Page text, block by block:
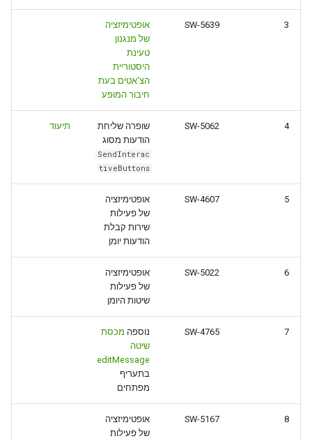
3
SW-5639
אופטימיזציה
של מנגנון
טעינת
היסטוריית
הצ'אטים בעת
חיבור המופע
4
SW-5062
שופרה שליחת
הודעות מסוג
SendInterac
tiveButtons
תיעוד
5
SW-4607
אופטימיזציה
של פעילות
שירות קבלת
הודעות יומן
6
SW-5022
אופטימיזציה
של פעילות
שיטות היומן
7
SW-4765 נוספה מכסת
שיטה
editMessage
בתעריף
מפתחים
8
SW-5167
אופטימיזציה
של פעילות